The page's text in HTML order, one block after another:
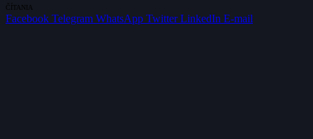
ČÍTANIA
Facebook Telegram WhatsApp Twitter LinkedIn E-mail